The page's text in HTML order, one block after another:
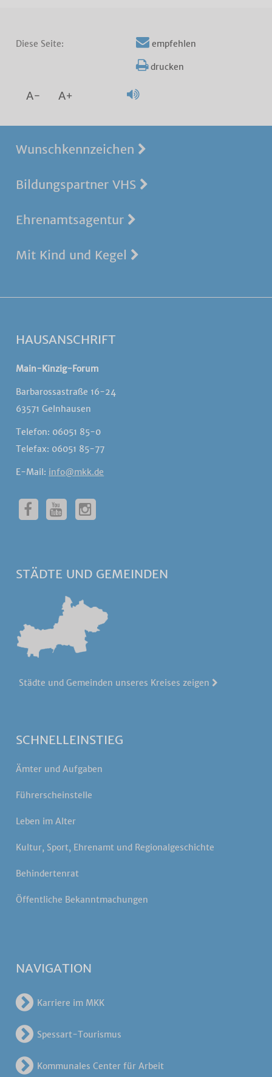
Diese Seite: empfehlen
drucken
A- A+
Wunschkennzeichen
Bildungspartner VHS
Ehrenamtsagentur
Mit Kind und Kegel
HAUSANSCHRIFT
Main-Kinzig-Forum
Barbarossastraße 16-24
63571 Gelnhausen
Telefon: 06051 85-0
Telefax: 06051 85-77
E-Mail: info@mkk.de
STÄDTE UND GEMEINDEN
Städte und Gemeinden unseres Kreises zeigen
SCHNELLEINSTIEG
Ämter und Aufgaben
Führerscheinstelle
Leben im Alter
Kultur, Sport, Ehrenamt und Regionalgeschichte
Behindertenrat
Öffentliche Bekanntmachungen
NAVIGATION
Karriere im MKK
Spessart-Tourismus
Kommunales Center für Arbeit